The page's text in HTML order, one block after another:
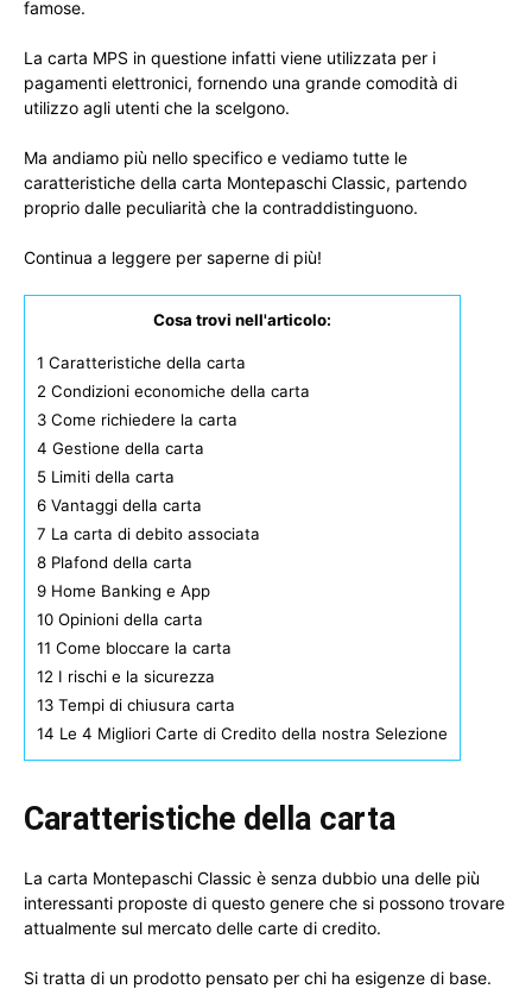
famose.
La carta MPS in questione infatti viene utilizzata per i
pagamenti elettronici, fornendo una grande comodità di
utilizzo agli utenti che la scelgono.
Ma andiamo più nello specifico e vediamo tutte le
caratteristiche della carta Montepaschi Classic, partendo
proprio dalle peculiarità che la contraddistinguono.
Continua a leggere per saperne di più!
Cosa trovi nell'articolo:
1 Caratteristiche della carta
2 Condizioni economiche della carta
3 Come richiedere la carta
4 Gestione della carta
5 Limiti della carta
6 Vantaggi della carta
7 La carta di debito associata
8 Plafond della carta
9 Home Banking e App
10 Opinioni della carta
11 Come bloccare la carta
12 I rischi e la sicurezza
13 Tempi di chiusura carta
14 Le 4 Migliori Carte di Credito della nostra Selezione
Caratteristiche della carta
La carta Montepaschi Classic è senza dubbio una delle più
interessanti proposte di questo genere che si possono trovare
attualmente sul mercato delle carte di credito.
Si tratta di un prodotto pensato per chi ha esigenze di base.